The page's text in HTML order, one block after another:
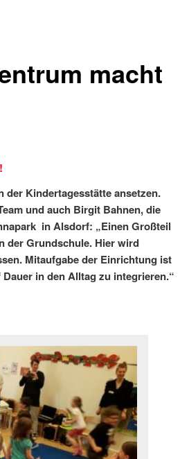
macht
der Kindertagesstätte ansetzen.
und auch Birgit Bahnen, die
in Alsdorf: „Einen Großteil
der Grundschule. Hier wird
Mitaufgabe der Einrichtung ist
in den Alltag zu integrieren.“